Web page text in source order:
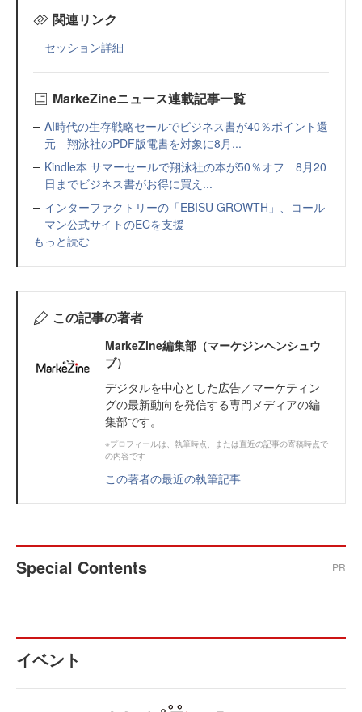
関連リンク
セッション詳細
MarkeZineニュース連載記事一覧
AI時代の生存戦略セールでビジネス書が40％ポイント還
元 翔泳社のPDF版電書を対象に8月...
Kindle本 サマーセールで翔泳社の本が50％オフ 8月20
日までビジネス書がお得に買え...
インターファクトリーの「EBISU GROWTH」、コール
マン公式サイトのECを支援
もっと読む
この記事の著者
MarkeZine編集部（マーケジンヘンシュウ
ブ）
デジタルを中心とした広告／マーケティン
グの最新動向を発信する専門メディアの編
集部です。
※プロフィールは、執筆時点、または直近の記事の寄稿時点で
の内容です
この著者の最近の執筆記事
Special Contents PR
イベント